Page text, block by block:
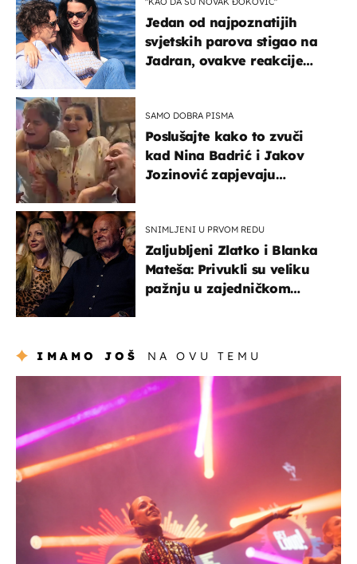
Jedan od najpoznatijih
svjetskih parova stigao na
Jadran, ovakve reakcije
SAMO DOBRA PISMA
Poslušajte kako to zvuči
kad Nina Badrić i Jakov
Jozinović zapjevaju
SNIMLJENI U PRVOM REDU
Zaljubljeni Zlatko i Blanka
Mateša: Privukli su veliku
pažnju u zajedničkom
IMAMO JOŠ NA OVU TEMU